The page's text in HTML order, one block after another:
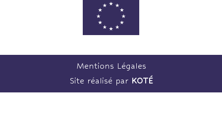
Mentions Légales
Site réalisé par KOTÉ